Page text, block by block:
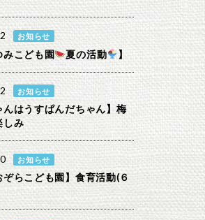
お知らせ
みこども園 夏の活動 】
お知らせ
んはうすぱんだちゃん】梅
しみ
お知らせ
らこども園】食育活動(６